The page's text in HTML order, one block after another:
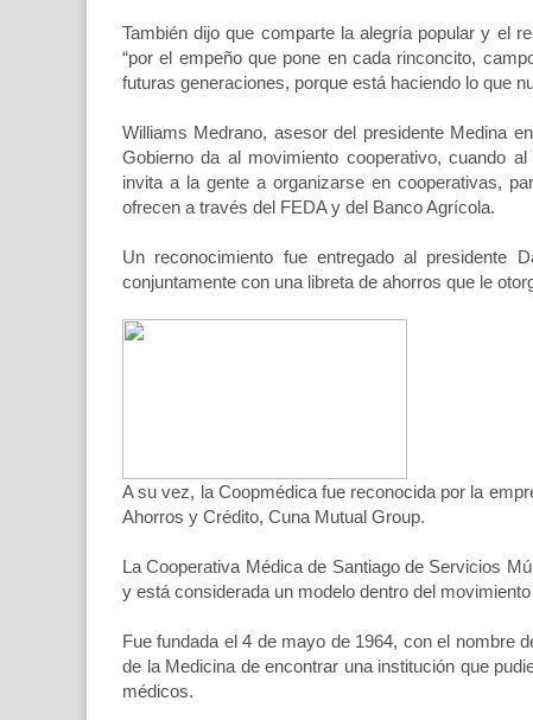
También dijo que comparte la alegría popular y el
“por el empeño que pone en cada rinconcito,
futuras generaciones, porque está haciendo lo que
Williams Medrano, asesor del presidente Medina
Gobierno da al movimiento cooperativo, cuando
invita a la gente a organizarse en cooperativas,
ofrecen a través del FEDA y del Banco Agrícola.
Un reconocimiento fue entregado al presidente
conjuntamente con una libreta de ahorros que le
A su vez, la Coopmédica fue reconocida por la
Ahorros y Crédito, Cuna Mutual Group.
La Cooperativa Médica de Santiago de Servicios
y está considerada un modelo dentro del
Fue fundada el 4 de mayo de 1964, con el nombre
de la Medicina de encontrar una institución que
médicos.